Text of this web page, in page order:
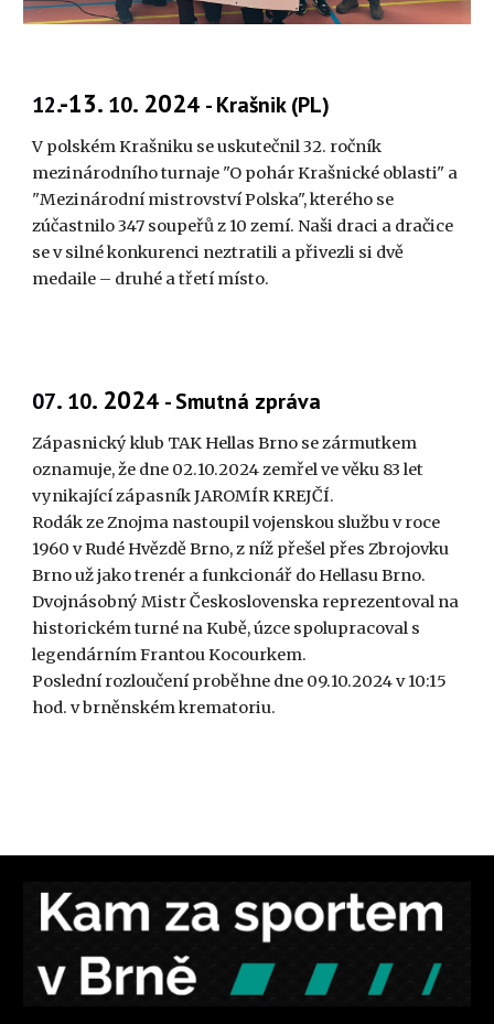
12.-13. 10. 2024 - Krašnik (PL)
V polském Krašniku se uskutečnil 32. ročník
mezinárodního turnaje "O pohár Krašnické oblasti" a
"Mezinárodní mistrovství Polska", kterého se
zúčastnilo 347 soupeřů z 10 zemí. Naši draci a dračice
se v silné konkurenci neztratili a přivezli si dvě
medaile – druhé a třetí místo.
07. 10. 2024 - Smutná zpráva
Zápasnický klub TAK Hellas Brno se zármutkem
oznamuje, že dne 02.10.2024 zemřel ve věku 83 let
vynikající zápasník JAROMÍR KREJČÍ.
Rodák ze Znojma nastoupil vojenskou službu v roce
1960 v Rudé Hvězdě Brno, z níž přešel přes Zbrojovku
Brno už jako trenér a funkcionář do Hellasu Brno.
Dvojnásobný Mistr Československa reprezentoval na
historickém turné na Kubě, úzce spolupracoval s
legendárním Frantou Kocourkem.
Poslední rozloučení proběhne dne 09.10.2024 v 10:15
hod. v brněnském krematoriu.